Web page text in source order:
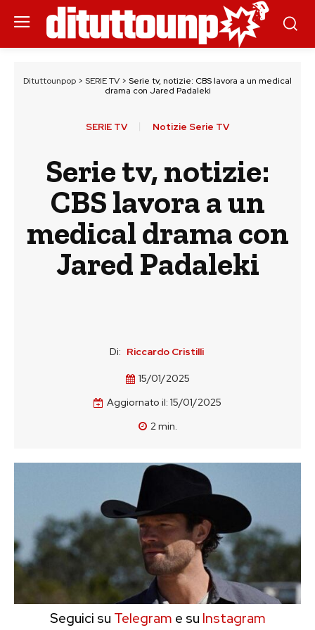
Dituttounpop > SERIE TV > Serie tv, notizie: CBS lavora a un medical
drama con Jared Padaleki
SERIE TV Notizie Serie TV
Serie tv, notizie:
CBS lavora a un
medical drama con
Jared Padaleki
Di: Riccardo Cristilli
15/01/2025
Aggiornato il: 15/01/2025
2min.
Seguici su Telegram e su Instagram